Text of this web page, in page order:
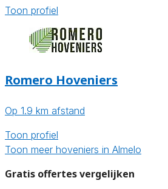
Toon profiel
Romero Hoveniers
Op 1.9 km afstand
Toon profiel
Toon meer hoveniers in Almelo
Gratis offertes vergelijken